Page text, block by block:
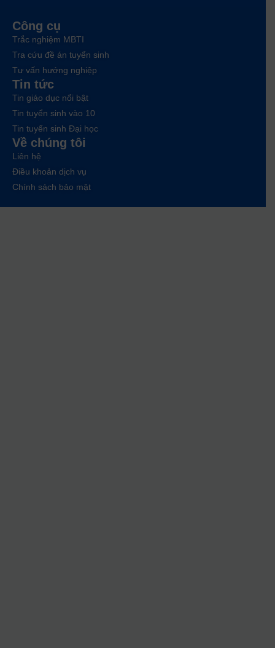
Công cụ
Trắc nghiệm MBTI
Tra cứu đề án tuyển sinh
Tư vấn hướng nghiệp
Tin tức
Tin giáo dục nổi bật
Tin tuyển sinh vào 10
Tin tuyển sinh Đại học
Về chúng tôi
Liên hệ
Điều khoản dịch vụ
Chính sách bảo mật